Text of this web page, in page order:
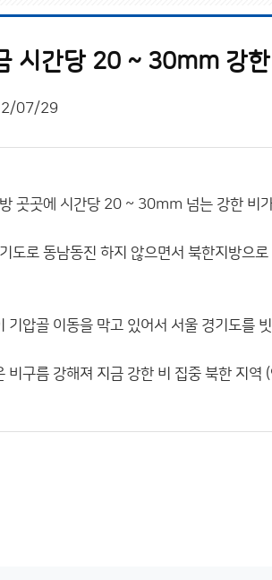
시간당 20 ~ 30mm 강
07/29
곳곳에 시간당 20 ~ 30mm 넘는 강한 비
도로 동남동진 하지 않으면서 북한지방으
기압골 이동을 막고 있어서 서울 경기도를
비구름 강해져 지금 강한 비 집중 북한 지